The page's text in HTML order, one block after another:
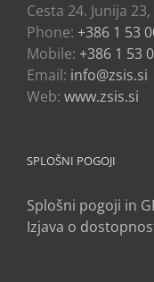
Cesta 24. Junija
Phone: +386 1 53
Mobile: +386 1 53
Email: info@zsis.si
Web: www.zsis.si
SPLOŠNI POGOJI
Splošni pogoji in
Izjava o